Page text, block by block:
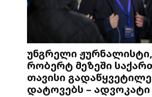
უნგრელი
რობერტ მეზეში
თავისი
დატოვებს – ადვოკატი